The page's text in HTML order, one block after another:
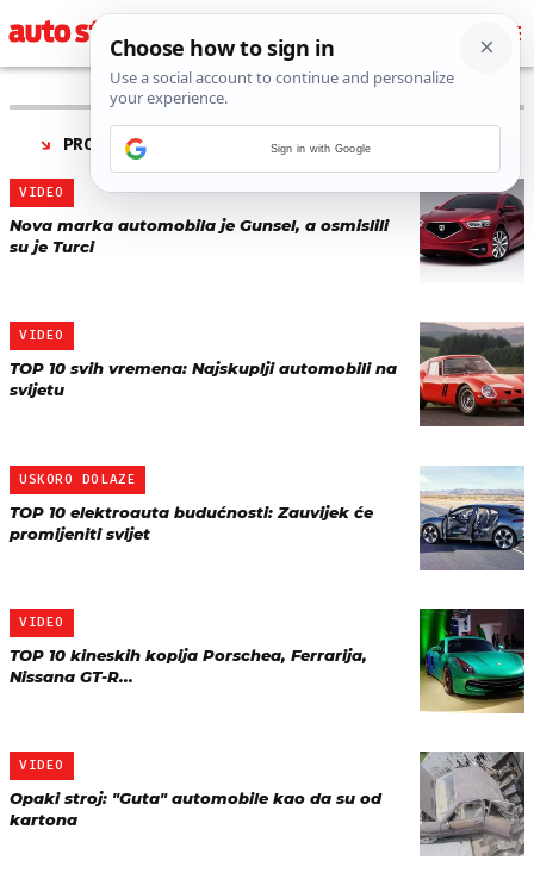
PRONAĐENO 81 REZULTATA ZA TAG “
VIDEO
Nova marka automobila je Gunsel, a osmislili
su je Turci
VIDEO
TOP 10 svih vremena: Najskuplji automobili na
svijetu
USKORO DOLAZE
TOP 10 elektroauta budućnosti: Zauvijek će
promijeniti svijet
VIDEO
TOP 10 kineskih kopija Porschea, Ferrarija,
Nissana GT-R...
VIDEO
Opaki stroj: "Guta" automobile kao da su od
kartona
Sign in with Google